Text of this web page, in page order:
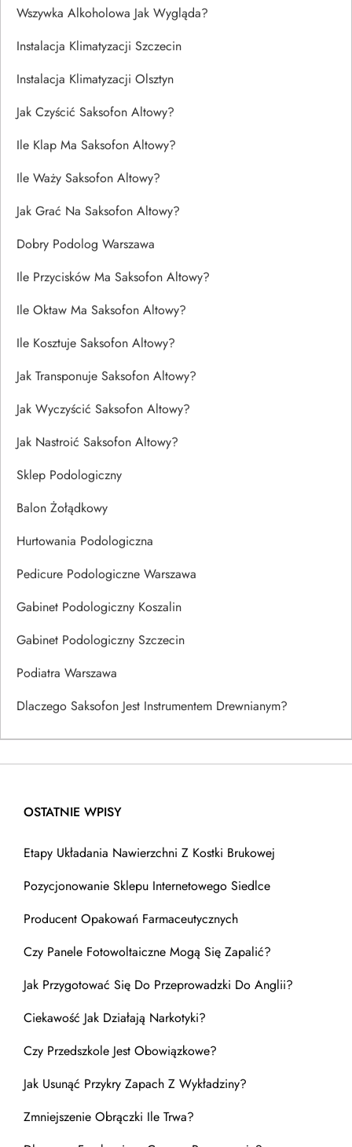
Wszywka Alkoholowa Jak Wygląda?
Instalacja Klimatyzacji Szczecin
Instalacja Klimatyzacji Olsztyn
Jak Czyścić Saksofon Altowy?
Ile Klap Ma Saksofon Altowy?
Ile Waży Saksofon Altowy?
Jak Grać Na Saksofon Altowy?
Dobry Podolog Warszawa
Ile Przycisków Ma Saksofon Altowy?
Ile Oktaw Ma Saksofon Altowy?
Ile Kosztuje Saksofon Altowy?
Jak Transponuje Saksofon Altowy?
Jak Wyczyścić Saksofon Altowy?
Jak Nastroić Saksofon Altowy?
Sklep Podologiczny
Balon Żołądkowy
Hurtowania Podologiczna
Pedicure Podologiczne Warszawa
Gabinet Podologiczny Koszalin
Gabinet Podologiczny Szczecin
Podiatra Warszawa
Dlaczego Saksofon Jest Instrumentem Drewnianym?
OSTATNIE WPISY
Etapy Układania Nawierzchni Z Kostki Brukowej
Pozycjonowanie Sklepu Internetowego Siedlce
Producent Opakowań Farmaceutycznych
Czy Panele Fotowoltaiczne Mogą Się Zapalić?
Jak Przygotować Się Do Przeprowadzki Do Anglii?
Ciekawość Jak Działają Narkotyki?
Czy Przedszkole Jest Obowiązkowe?
Jak Usunąć Przykry Zapach Z Wykładziny?
Zmniejszenie Obrączki Ile Trwa?